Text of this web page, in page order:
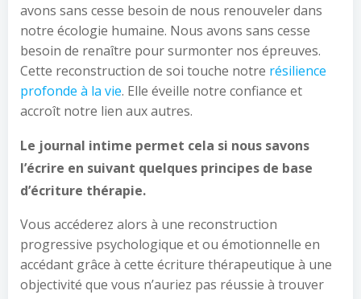
avons sans cesse besoin de nous renouveler dans
notre écologie humaine. Nous avons sans cesse
besoin de renaître pour surmonter nos épreuves.
Cette reconstruction de soi touche notre résilience
profonde à la vie. Elle éveille notre confiance et
accroît notre lien aux autres.
Le journal intime permet cela si nous savons
l’écrire en suivant quelques principes de base
d’écriture thérapie.
Vous accéderez alors à une reconstruction
progressive psychologique et ou émotionnelle en
accédant grâce à cette écriture thérapeutique à une
objectivité que vous n’auriez pas réussie à trouver